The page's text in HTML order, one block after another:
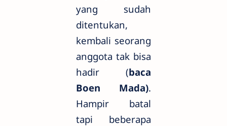
yang sudah
ditentukan,
kembali seorang
anggota tak bisa
hadir (baca
Boen Mada).
Hampir batal
tapi beberapa